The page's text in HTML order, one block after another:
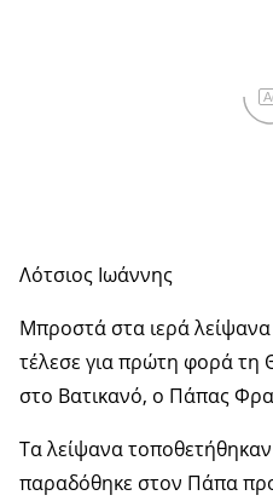
Λότσιος Ιωάννης
Μπροστά στα ιερά
τέλεσε για πρώτη φορά τη
στο Βατικανό, ο Πάπας
Τα λείψανα
παραδόθηκε στον Πάπα